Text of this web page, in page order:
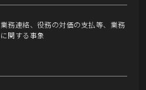
業務連絡、役務の対価の支払等、業務
に関する事象